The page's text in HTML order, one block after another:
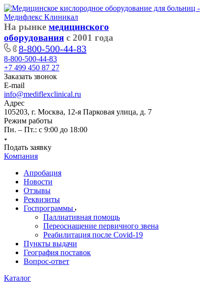
На рынке медицинского
оборудования с 2001 года
8-800-500-44-83
8-800-500-44-83
+7 499 450 87 27
Заказать звонок
E-mail
info@mediflexclinical.ru
Адрес
105203, г. Москва, 12-я Парковая улица, д. 7
Режим работы
Пн. – Пт.: с 9:00 до 18:00
Подать заявку
Компания
Апробация
Новости
Отзывы
Реквизиты
Госпрограммы
Паллиативная помощь
Переоснащение первичного звена
Реабилитация после Covid-19
Пункты выдачи
География поставок
Вопрос-ответ
Каталог